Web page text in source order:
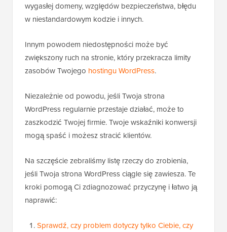
wygasłej domeny, względów bezpieczeństwa, błędu
w niestandardowym kodzie i innych.
Innym powodem niedostępności może być
zwiększony ruch na stronie, który przekracza limity
zasobów Twojego hostingu WordPress.
Niezależnie od powodu, jeśli Twoja strona
WordPress regularnie przestaje działać, może to
zaszkodzić Twojej firmie. Twoje wskaźniki konwersji
mogą spaść i możesz stracić klientów.
Na szczęście zebraliśmy listę rzeczy do zrobienia,
jeśli Twoja strona WordPress ciągle się zawiesza. Te
kroki pomogą Ci zdiagnozować przyczynę i łatwo ją
naprawić:
Sprawdź, czy problem dotyczy tylko Ciebie, czy